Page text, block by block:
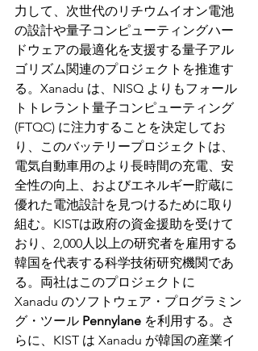
力して、次世代のリチウムイオン電池
の設計や量子コンピューティングハー
ドウェアの最適化を支援する量子アル
ゴリズム関連のプロジェクトを推進す
る。Xanadu は、NISQ よりもフォール
トトレラント量子コンピューティング
(FTQC) に注力することを決定してお
り、このバッテリープロジェクトは、
電気自動車用のより長時間の充電、安
全性の向上、およびエネルギー貯蔵に
優れた電池設計を見つけるために取り
組む。KISTは政府の資金援助を受けて
おり、2,000人以上の研究者を雇用する
韓国を代表する科学技術研究機関であ
る。両社はこのプロジェクトに
Xanadu のソフトウェア・プログラミン
グ・ツール Pennylane を利用する。さ
らに、KIST は Xanadu が韓国の産業イ